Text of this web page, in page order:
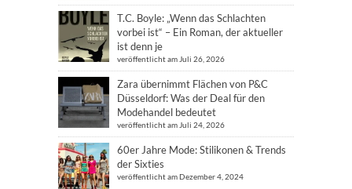
T.C. Boyle: „Wenn das Schlachten
vorbei ist“ – Ein Roman, der aktueller
ist denn je
veröffentlicht am Juli 26, 2026
Zara übernimmt Flächen von P&C
Düsseldorf: Was der Deal für den
Modehandel bedeutet
veröffentlicht am Juli 24, 2026
60er Jahre Mode: Stilikonen & Trends
der Sixties
veröffentlicht am Dezember 4, 2024